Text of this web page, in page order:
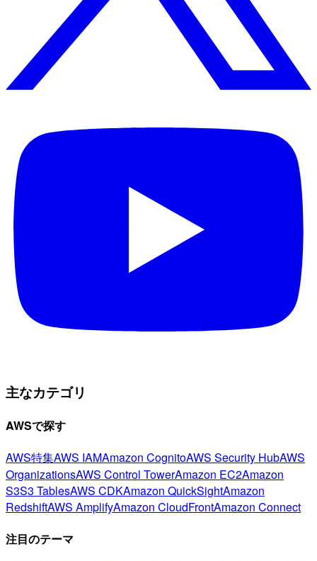
主なカテゴリ
AWSで探す
AWS特集AWS IAMAmazon CognitoAWS Security HubAWS
OrganizationsAWS Control TowerAmazon EC2Amazon
S3S3 TablesAWS CDKAmazon QuickSightAmazon
RedshiftAWS AmplifyAmazon CloudFrontAmazon Connect
注目のテーマ